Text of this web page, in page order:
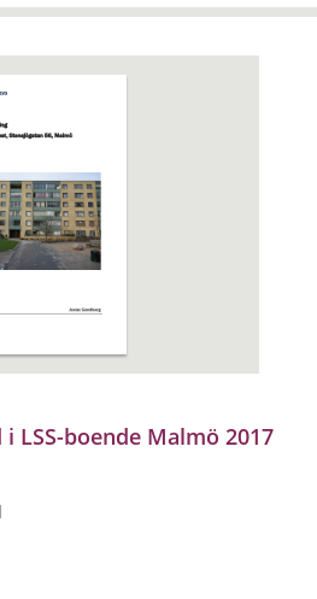
LSS-boende Malmö 2017